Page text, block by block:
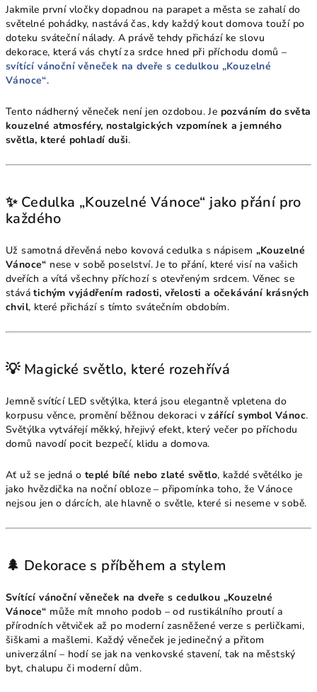
Jakmile první vločky dopadnou na parapet a města se zahalí do
světelné pohádky, nastává čas, kdy každý kout domova touží po
doteku sváteční nálady. A právě tehdy přichází ke slovu
dekorace, která vás chytí za srdce hned při příchodu domů –
svítící vánoční věneček na dveře s cedulkou „Kouzelné
Vánoce“.
Tento nádherný věneček není jen ozdobou. Je pozváním do světa
kouzelné atmosféry, nostalgických vzpomínek a jemného
světla, které pohladí duši.
✨ Cedulka „Kouzelné Vánoce“ jako přání pro
každého
Už samotná dřevěná nebo kovová cedulka s nápisem „Kouzelné
Vánoce“ nese v sobě poselství. Je to přání, které visí na vašich
dveřích a vítá všechny příchozí s otevřeným srdcem. Věnec se
stávátichým vyjádřením radosti, vřelosti a očekávání krásných
chvil, které přichází s tímto svátečním obdobím.
💡 Magické světlo, které rozehřívá
Jemně svítící LED světýlka, která jsou elegantně vpletena do
korpusu věnce, promění běžnou dekoraci vzářící symbol Vánoc.
Světýlka vytvářejí měkký, hřejivý efekt, který večer po příchodu
domů navodí pocit bezpečí, klidu a domova.
Ať už se jedná o teplé bílé nebo zlaté světlo, každé světélko je
jako hvězdička na noční obloze – připomínka toho, že Vánoce
nejsou jen o dárcích, ale hlavně o světle, které si neseme v sobě.
🌲 Dekorace s příběhem a stylem
Svítící vánoční věneček na dveře s cedulkou „Kouzelné
Vánoce“ může mít mnoho podob – od rustikálního proutí a
přírodních větviček až po moderní zasněžené verze s perličkami,
šiškami a mašlemi. Každý věneček je jedinečný a přitom
univerzální – hodí se jak na venkovské stavení, tak na městský
byt, chalupu či moderní dům.